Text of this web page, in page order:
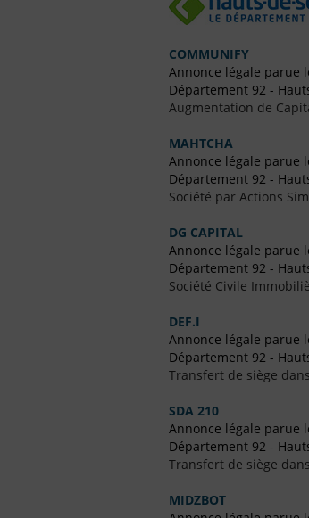
COMMUNIFY
Annonce légale parue
Département 92 -
Augmentation de
MAHTCHA
Annonce légale parue
Département 92 -
Société par Actions
DG CAPITAL
Annonce légale parue
Département 92 -
Société Civile
DEF.I
Annonce légale parue
Département 92 -
Transfert de siège
SDA 210
Annonce légale parue
Département 92 -
Transfert de siège
MIDZBOT